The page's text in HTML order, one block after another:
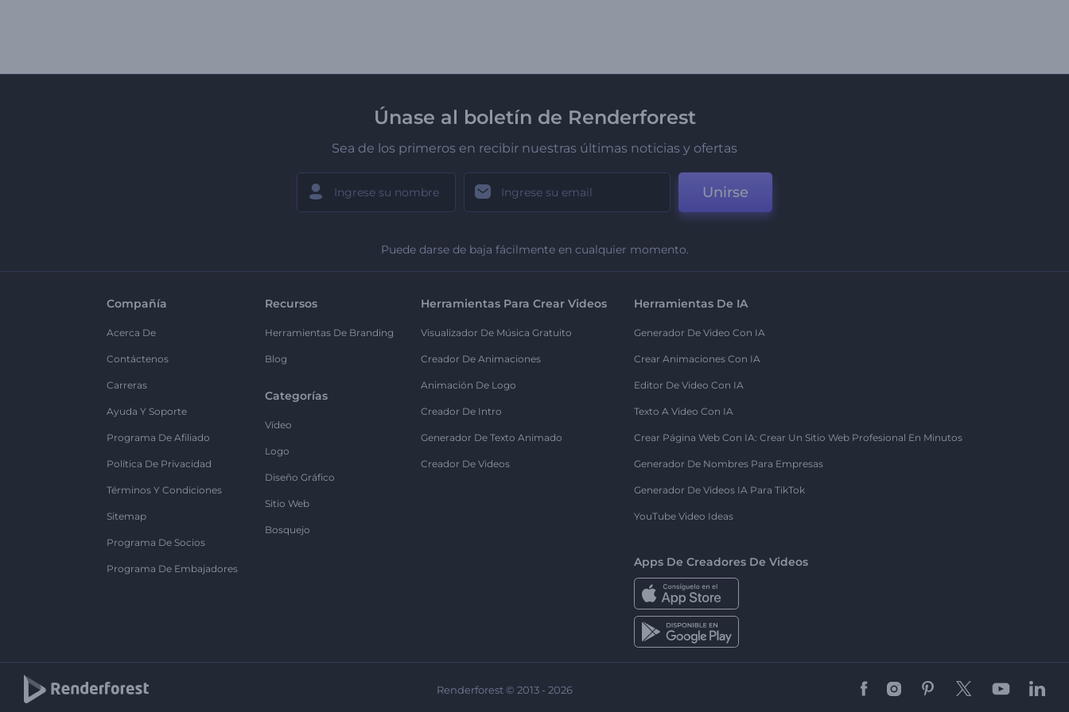
Únase al boletín de Renderforest
Sea de los primeros en recibir nuestras últimas noticias y ofertas
Unirse
Puede darse de baja fácilmente en cualquier momento.
Compañía
Acerca De
Contáctenos
Carreras
Ayuda Y Soporte
Programa De Afiliado
Política De Privacidad
Términos Y Condiciones
Sitemap
Programa De Socios
Programa De Embajadores
Recursos
Herramientas De Branding
Blog
Categorías
Vídeo
Logo
Diseño Gráfico
Sitio Web
Bosquejo
Herramientas Para Crear Videos
Visualizador De Música Gratuito
Creador De Animaciones
Animación De Logo
Creador De Intro
Generador De Texto Animado
Creador De Videos
Herramientas De IA
Generador De Video Con IA
Crear Animaciones Con IA
Editor De Video Con IA
Texto A Video Con IA
Crear Página Web Con IA: Crear Un Sitio Web Profesional En Minutos
Generador De Nombres Para Empresas
Generador De Videos IA Para TikTok
YouTube Video Ideas
Apps De Creadores De Videos
Renderforest © 2013 - 2026